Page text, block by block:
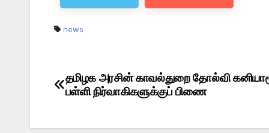
news
Post
தமிழக அரசின் காவல்துறை தோல்வி
பள்ளி நிர்வாகிகளுக்குப் பிணை